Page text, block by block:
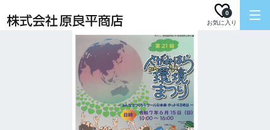
お気に入り
0